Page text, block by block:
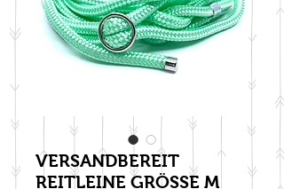
VERSANDBEREIT
REITLEINE GRÖSSE M